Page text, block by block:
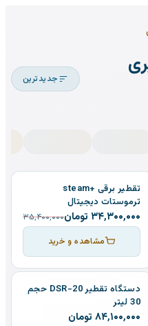
جدیدترین
3٪ تخفیف
تقطیر برقی +steam
ترموستات دیجیتال
۳۴٬۳۰۰٬۰۰۰ تومان۳۵٬۴۰۰٬۰۰۰
مشاهده و خرید
دستگاه تقطیر DSR-20 حجم
30 لیتر
۸۴٬۱۰۰٬۰۰۰ تومان